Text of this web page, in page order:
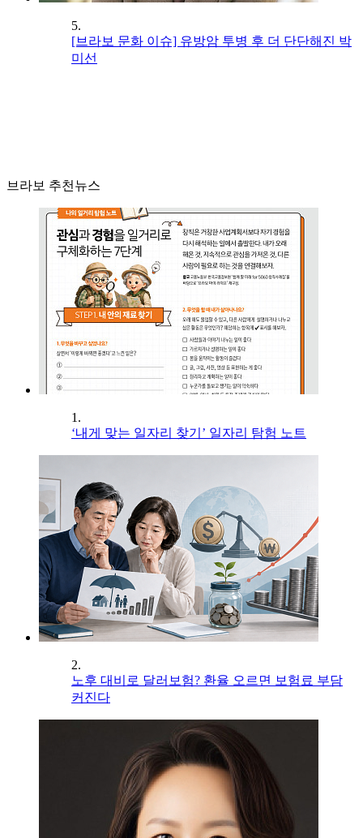
5.
[브라보 문화 이슈] 유방암 투병 후 더 단단해진 박
미선
브라보 추천뉴스
1.
‘내게 맞는 일자리 찾기’ 일자리 탐험 노트
2.
노후 대비로 달러보험? 환율 오르면 보험료 부담
커진다